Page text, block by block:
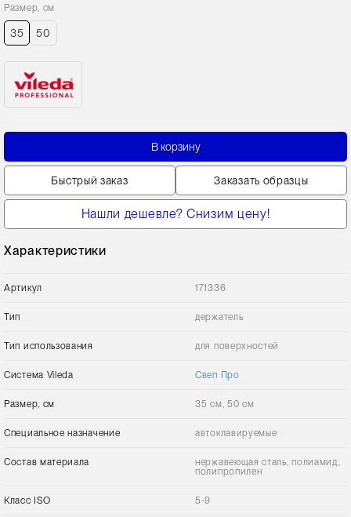
Размер, см
35 50
В корзину
Быстрый заказ Заказать образцы
Нашли дешевле? Снизим цену!
Характеристики
Артикул 171336
Тип держатель
Тип использования для поверхностей
Сиcтема Vileda Свеп Про
Размер, см 35 см, 50 см
Специальное назначение автоклавируемые
Состав материала
нержавеющая сталь, полиамид,
полипропилен
Класс ISO 5-9